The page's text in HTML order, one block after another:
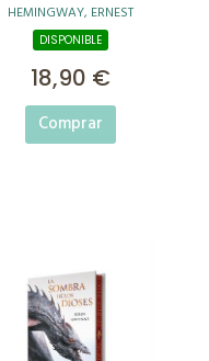
HEMINGWAY, ERNEST
DISPONIBLE
18,90 €
Comprar